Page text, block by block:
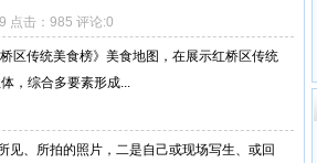
点击：985 评论:0
区传统美食榜》美食地图，在展示红桥区传统
，综合多要素形成...
见、所拍的照片，二是自己或现场写生、或回